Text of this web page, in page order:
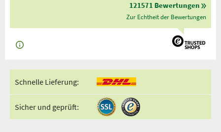
121571 Bewertungen
Zur Echtheit der Bewertungen
Schnelle Lieferung:
Sicher und geprüft: